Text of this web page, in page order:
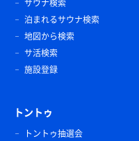
サウナ検索
泊まれるサウナ検索
地図から検索
サ活検索
施設登録
トントゥ
トントゥ抽選会